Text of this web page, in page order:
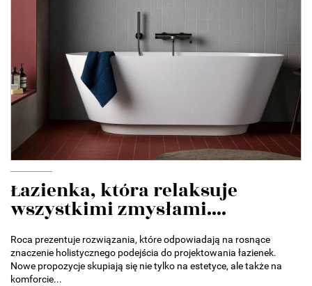
Łazienka, która relaksuje
wszystkimi zmysłami....
Roca prezentuje rozwiązania, które odpowiadają na rosnące
znaczenie holistycznego podejścia do projektowania łazienek.
Nowe propozycje skupiają się nie tylko na estetyce, ale także na
komforcie...